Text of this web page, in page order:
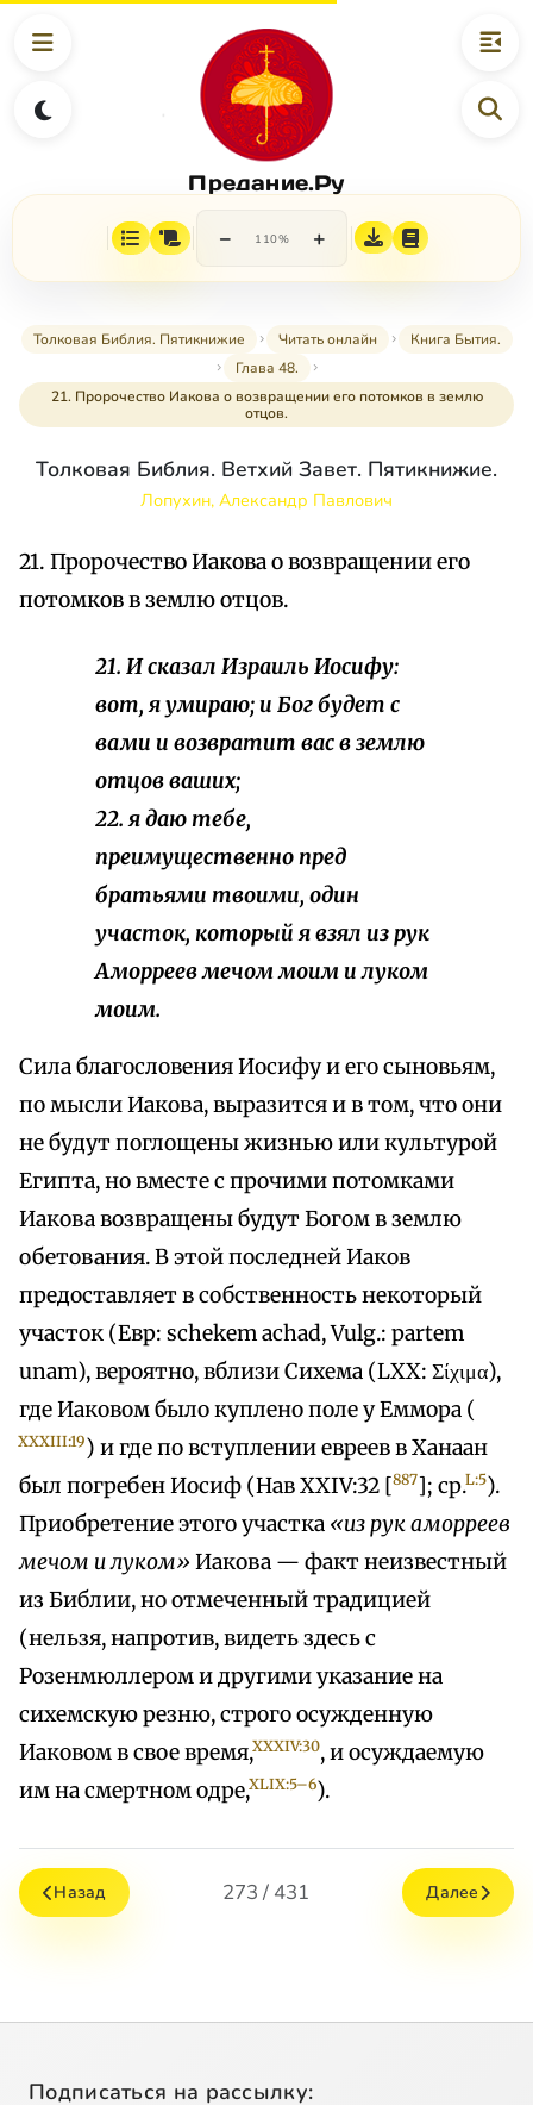
Предание.Ру
− 110% +
Толковая Библия. Пятикнижие Читать онлайн
Книга Бытия.
Глава 48.
21. Пророчество Иакова о возвращении его потомков в землю
отцов.
Толковая Библия. Ветхий Завет. Пятикнижие.
Лопухин, Александр Павлович
21. Пророчество Иакова о возвращении его
потомков в землю отцов.
21. И сказал Израиль Иосифу:
вот, я умираю; и Бог будет с
вами и возвратит вас в землю
отцов ваших;
22. я даю тебе,
преимущественно пред
братьями твоими, один
участок, который я взял из рук
Аморреев мечом моим и луком
моим.
Сила благословения Иосифу и его сыновьям,
по мысли Иакова, выразится и в том, что они
не будут поглощены жизнью или культурой
Египта, но вместе с прочими потомками
Иакова возвращены будут Богом в землю
обетования. В этой последней Иаков
предоставляет в собственность некоторый
участок (Евр: schekem achad, Vulg.: partem
unam), вероятно, вблизи Сихема (LXX: Σίχιμα),
где Иаковом было куплено поле у Еммора (
XXXIII:19) и где по вступлении евреев в Ханаан
был погребен Иосиф (Нав XXIV:32 [887]; ср.L:5).
Приобретение этого участка «из рук аморреев
мечом и луком» Иакова — факт неизвестный
из Библии, но отмеченный традицией
(нельзя, напротив, видеть здесь с
Розенмюллером и другими указание на
сихемскую резню, строго осужденную
Иаковом в свое время,XXXIV:30, и осуждаемую
им на смертном одре,XLIX:5–6).
Назад 273 / 431 Далее
Подписаться на рассылку: